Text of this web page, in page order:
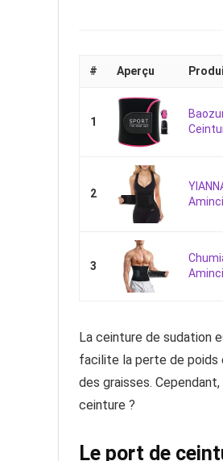
# Aperçu
1
2
3
La ceinture de sudation
facilite la perte de poids
des graisses.
ceinture ?
Le port de